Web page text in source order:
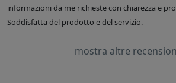
informazioni da me richieste con chiarezza e
Soddisfatta del prodotto e del servizio.
mostra altre